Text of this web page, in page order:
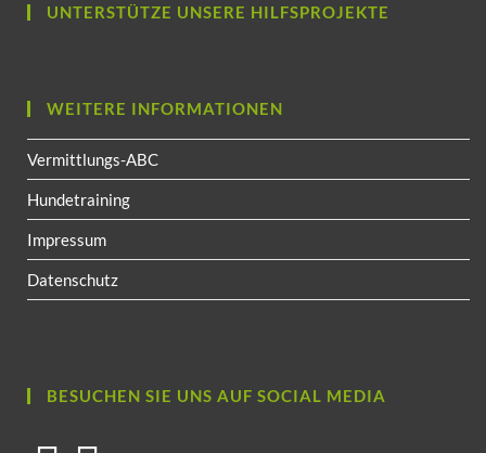
UNTERSTÜTZE UNSERE HILFSPROJEKTE
WEITERE INFORMATIONEN
Vermittlungs-ABC
Hundetraining
Impressum
Datenschutz
BESUCHEN SIE UNS AUF SOCIAL MEDIA